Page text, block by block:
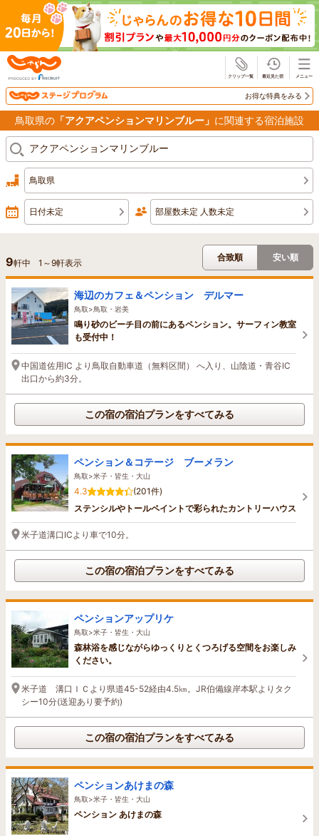
お得な特典をみる
鳥取県の 「アクアペンションマリンブルー」 に関連する宿泊施設
鳥取県
日付未定 部屋数未定 人数未定
9軒中 1 ～9軒表示
合致順 安い順
海辺のカフェ＆ペンション デルマー
鳥取>鳥取・岩美
鳴り砂のビーチ目の前にあるペンション。サーフィン教室
も受付中！
中国道佐用IC より鳥取自動車道（無料区間） へ入り、山陰道・青谷IC
出口から約3分。
この宿の宿泊プランをすべてみる
ペンション＆コテージ ブーメラン
鳥取>米子・皆生・大山
4.3
(201件)
ステンシルやトールペイントで彩られたカントリーハウス
米子道溝口ICより車で10分。
この宿の宿泊プランをすべてみる
ペンションアップリケ
鳥取>米子・皆生・大山
森林浴を感じながらゆっくりとくつろげる空間をお楽しみ
ください。
米子道 溝口ＩＣより県道45-52経由4.5㎞。JR伯備線岸本駅よりタク
シー10分(送迎あり要予約)
この宿の宿泊プランをすべてみる
ペンションあけまの森
鳥取>米子・皆生・大山
ペンション あけまの森